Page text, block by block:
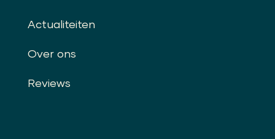
Actualiteiten
Over ons
Reviews